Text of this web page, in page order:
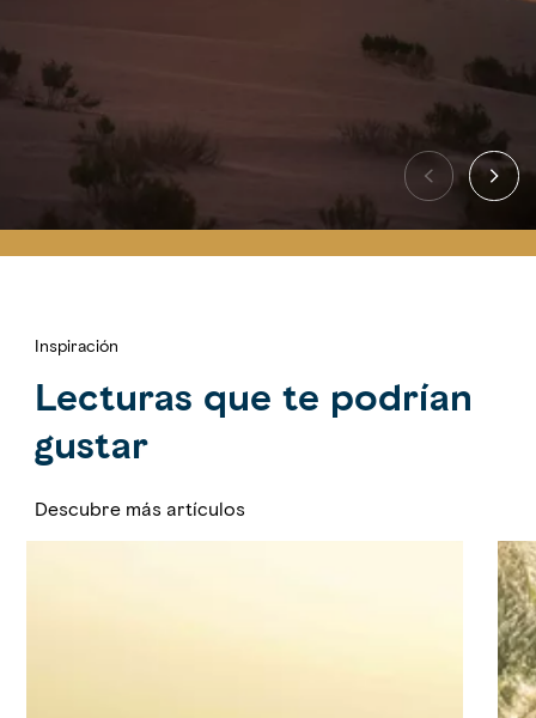
Inspiración
Lecturas que te podrían
gustar
Descubre más artículos